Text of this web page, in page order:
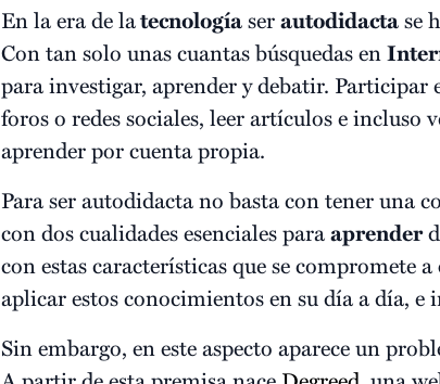
En la era de latecnologíaserautodidactase
Con tan solo unas cuantas búsquedas en
para investigar, aprender y debatir.
foros o redes sociales, leer artículos e incluso
aprender por cuenta propia.
Para ser autodidacta no basta con tener una
con dos cualidades esenciales paraaprender
con estas características que se compromete a
aplicar estos conocimientos en su día a día, e
Sin embargo, en este aspecto aparece un